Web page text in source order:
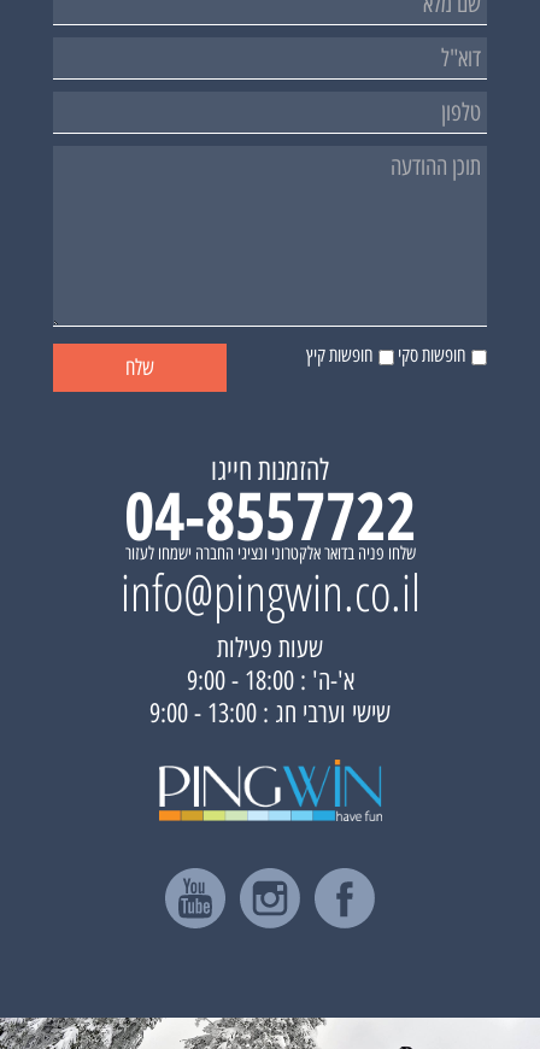
חופשות סקי חופשות קיץ
להזמנות חייגו
04-8557722
שלחו פניה בדואר אלקטרוני ונציגי החברה ישמחו לעזור
info@pingwin.co.il
שעות פעילות
א'-ה' : 18:00 - 9:00
שישי וערבי חג : 13:00 - 9:00